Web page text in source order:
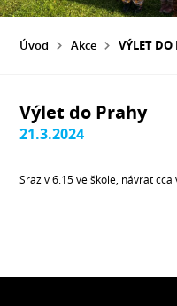
Úvod Akce VÝLET DO
Výlet do Prahy
21.3.2024
Sraz v 6.15 ve škole, návrat cca